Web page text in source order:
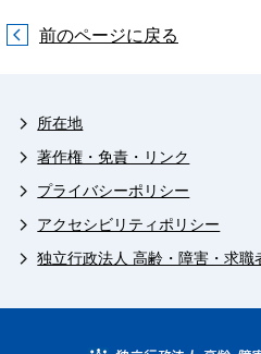
前のページに戻る
所在地
著作権・免責・リンク
プライバシーポリシー
アクセシビリティポリシー
独立行政法人 高齢・障害・求職